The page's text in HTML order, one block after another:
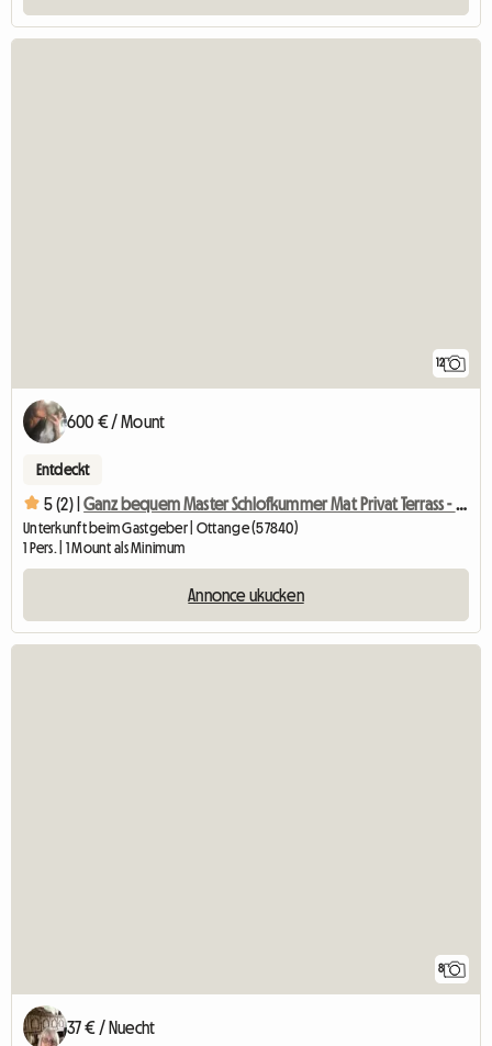
12
600 € / Mount
Entdeckt
5 (2) | Ganz bequem Master Schlofkummer Mat Privat Terrass - Pa
Unterkunft beim Gastgeber | Ottange (57840)
1 Pers. | 1 Mount als Minimum
Annonce ukucken
8
37 € / Nuecht